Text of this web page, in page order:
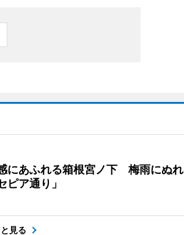
にあふれる箱根宮ノ下 梅雨にぬれ
ピア通り」
見る